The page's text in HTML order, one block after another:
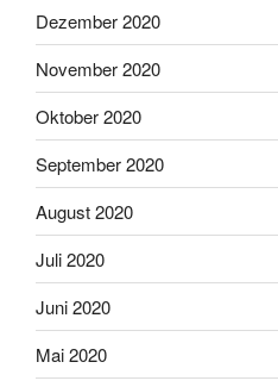
Dezember 2020
November 2020
Oktober 2020
September 2020
August 2020
Juli 2020
Juni 2020
Mai 2020